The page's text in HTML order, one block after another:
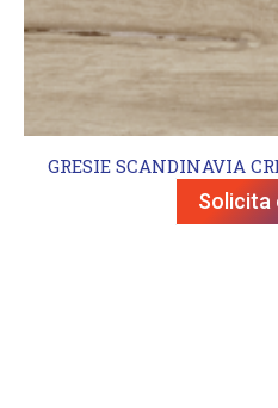
GRESIE SCANDINAVIA
Solicita